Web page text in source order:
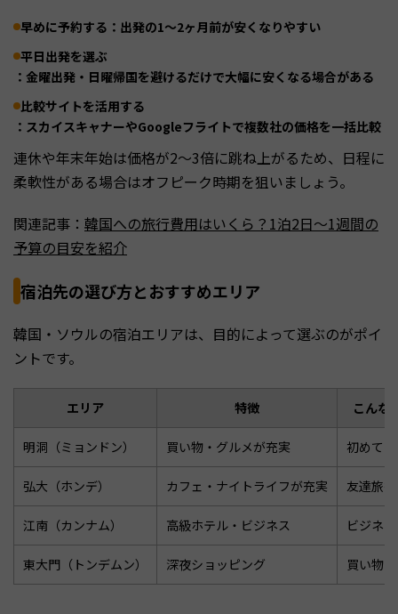
早めに予約する ：出発の1〜2ヶ月前が安くなりやすい
平日出発を選ぶ
：金曜出発・日曜帰国を避けるだけで大幅に安くなる場合がある
比較サイトを活用する
：スカイスキャナーやGoogleフライトで複数社の価格を一括比較
連休や年末年始は価格が2〜3倍に跳ね上がるため、日程に
柔軟性がある場合はオフピーク時期を狙いましょう。
関連記事： 韓国への旅行費用はいくら？1泊2日〜1週間の
予算の目安を紹介
宿泊先の選び方とおすすめエリア
韓国・ソウルの宿泊エリアは、目的によって選ぶのがポイ
ントです。
エリア 特徴 こんな
明洞（ミョンドン） 買い物・グルメが充実 初めて
弘大（ホンデ） カフェ・ナイトライフが充実 友達旅
江南（カンナム） 高級ホテル・ビジネス ビジネ
東大門（トンデムン） 深夜ショッピング 買い物